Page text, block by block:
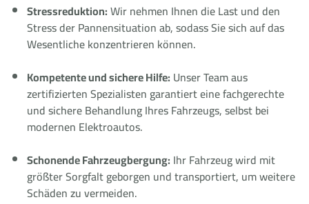
Stressreduktion:Wir nehmen Ihnen die Last und den
Stress der Pannensituation ab, sodass Sie sich auf das
Wesentliche konzentrieren können.
Kompetente und sichere Hilfe: Unser Team aus
zertifizierten Spezialisten garantiert eine fachgerechte
und sichere Behandlung Ihres Fahrzeugs, selbst bei
modernen Elektroautos.
Schonende Fahrzeugbergung: Ihr Fahrzeug wird mit
größter Sorgfalt geborgen und transportiert, um weitere
Schäden zu vermeiden.